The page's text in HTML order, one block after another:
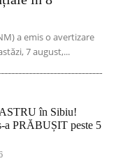
a emis o avertizare
7 august,...
în Sibiu!
a PRĂBUȘIT peste 5